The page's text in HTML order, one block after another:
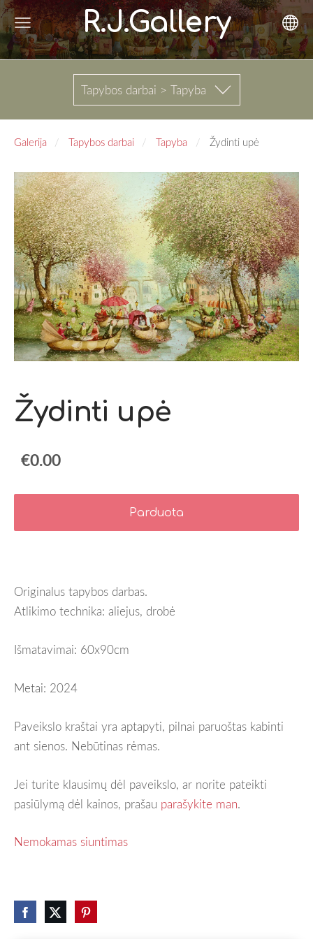
R.J.Gallery
Tapybos darbai > Tapyba
Galerija Tapybos darbai Tapyba Žydinti upė
Žydinti upė
€0.00
Parduota
Originalus tapybos darbas.
Atlikimo technika: aliejus, drobė
Išmatavimai: 60x90cm
Metai: 2024
Paveikslo kraštai yra aptapyti, pilnai paruoštas kabinti
ant sienos. Nebūtinas rėmas.
Jei turite klausimų dėl paveikslo, ar norite pateikti
pasiūlymą dėl kainos, prašau parašykite man.
Nemokamas siuntimas